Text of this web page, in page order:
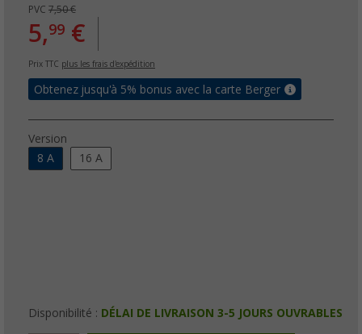
PVC 7,50 €
5,99 €
Prix TTC plus les frais d'expédition
Obtenez jusqu'à 5% bonus avec la carte Berger
Version
8 A
16 A
Disponibilité : DÉLAI DE LIVRAISON 3-5 JOURS OUVRABLES